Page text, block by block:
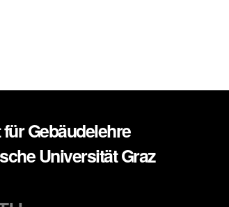
Gebäudelehre
Universität Graz